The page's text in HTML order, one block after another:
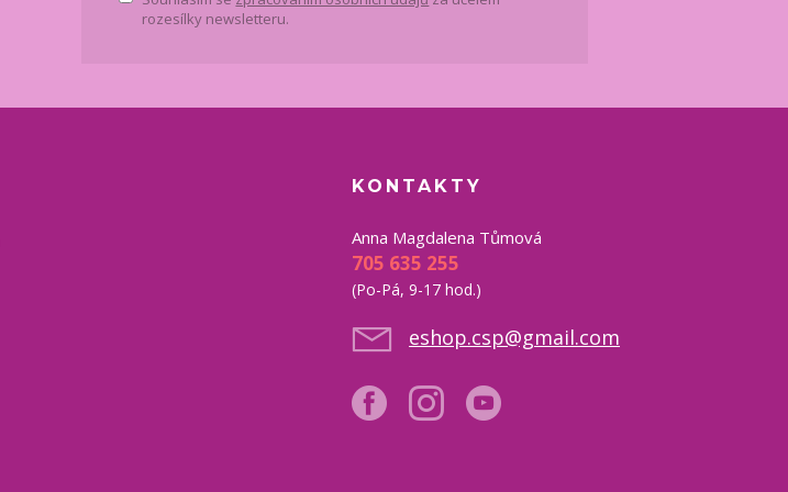
rozesílky newsletteru.
KONTAKTY
Anna Magdalena Tůmová
705 635 255
(Po-Pá, 9-17 hod.)
eshop.csp@gmail.com